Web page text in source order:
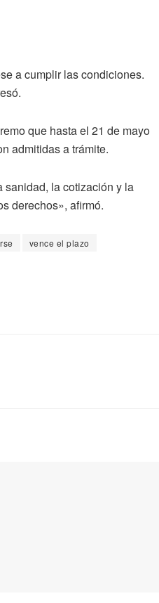
a cumplir las condiciones.
que hasta el 21 de mayo
admitidas a trámite.
sanidad, la cotización y la
derechos», afirmó.
vence el plazo